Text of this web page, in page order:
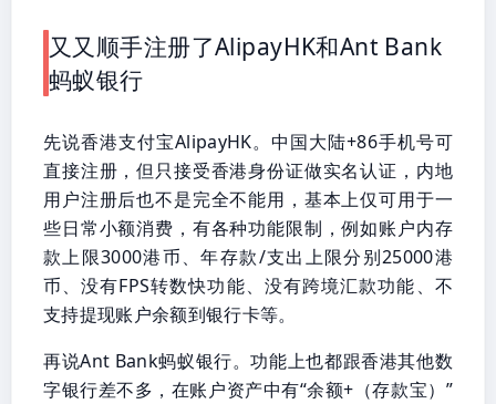
又又顺手注册了AlipayHK和Ant Bank
蚂蚁银行
先说香港支付宝AlipayHK。中国大陆+86手机号可
直接注册，但只接受香港身份证做实名认证，内地
用户注册后也不是完全不能用，基本上仅可用于一
些日常小额消费，有各种功能限制，例如账户内存
款上限3000港币、年存款/支出上限分别25000港
币、没有FPS转数快功能、没有跨境汇款功能、不
支持提现账户余额到银行卡等。
再说Ant Bank蚂蚁银行。功能上也都跟香港其他数
字银行差不多，在账户资产中有“余额+（存款宝）”